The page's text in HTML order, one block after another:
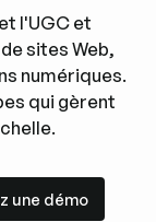
l'UGC et
sites Web,
numériques.
qui gèrent
une démo